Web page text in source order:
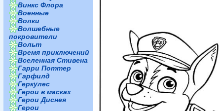
Винкс Флора
Военные
Волки
Волшебные
покровители
Вольт
Время приключений
Вселенная Стивена
Гарри Поттер
Гарфилд
Геркулес
Герои в масках
Герои Диснея
Герои